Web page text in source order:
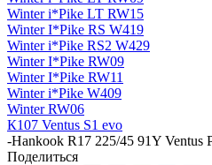
Winter i*Pike LT RW15
Winter I*Pike RS W419
Winter i*Pike RS2 W429
Winter I*Pike RW09
Winter I*Pike RW11
Winter i*Pike W409
Winter RW06
К107 Ventus S1 evo
-Hankook R17 225/45 91Y Ventus
Поделиться